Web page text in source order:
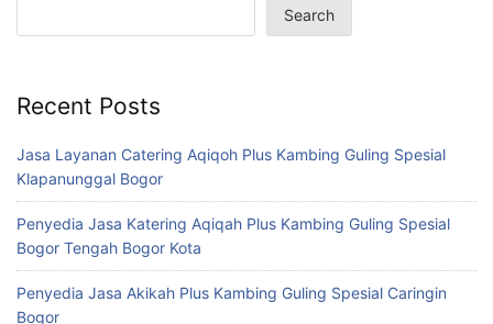
Search
Recent Posts
Jasa Layanan Catering Aqiqoh Plus Kambing Guling Spesial
Klapanunggal Bogor
Penyedia Jasa Katering Aqiqah Plus Kambing Guling Spesial
Bogor Tengah Bogor Kota
Penyedia Jasa Akikah Plus Kambing Guling Spesial Caringin
Bogor